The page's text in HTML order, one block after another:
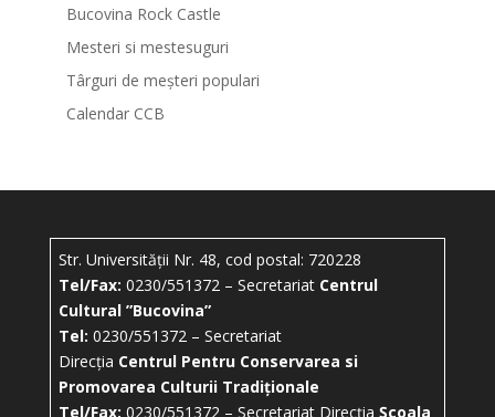
Bucovina Rock Castle
Mesteri si mestesuguri
Târguri de meșteri populari
Calendar CCB
Str. Universității Nr. 48, cod postal: 720228
Tel/Fax: 0230/551372 – Secretariat Centrul
Cultural ”Bucovina”
Tel: 0230/551372 – Secretariat
Direcția Centrul Pentru Conservarea si
Promovarea Culturii Tradiționale
Tel/Fax: 0230/551372 – Secretariat Direcția Școala